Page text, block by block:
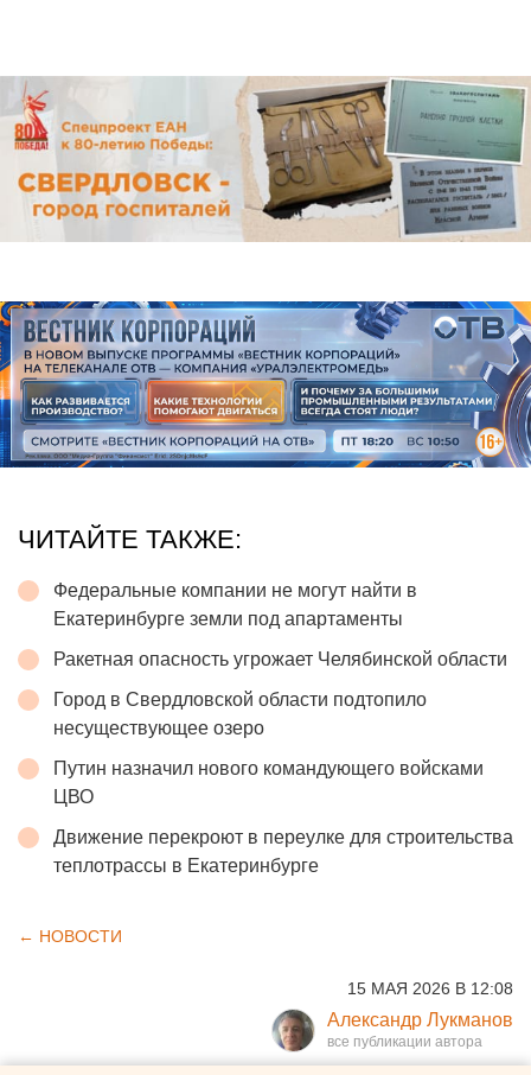
ЧИТАЙТЕ ТАКЖЕ:
Федеральные компании не могут найти в
Екатеринбурге земли под апартаменты
Ракетная опасность угрожает Челябинской области
Город в Свердловской области подтопило
несуществующее озеро
Путин назначил нового командующего войсками
ЦВО
Движение перекроют в переулке для строительства
теплотрассы в Екатеринбурге
← НОВОСТИ
15 МАЯ 2026 В 12:08
Александр Лукманов